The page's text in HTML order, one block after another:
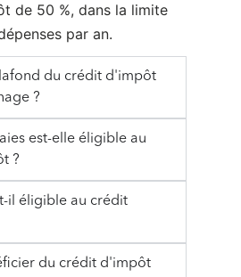
de 50 %, dans la limite
par an.
du crédit d'impôt
?
est-elle éligible au
?
il éligible au crédit
du crédit d'impôt